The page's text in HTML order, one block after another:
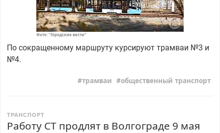
Фото: "Городские вести"
По сокращенному маршруту курсируют трамваи №3 и
№4.
трамваи общественный транспорт
ТРАНСПОРТ
Работу СТ продлят в Волгограде 9 мая